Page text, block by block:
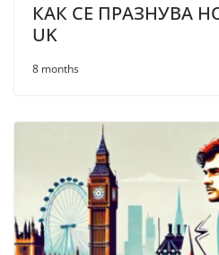
КАК СЕ ПРАЗНУВА
UK
8 months